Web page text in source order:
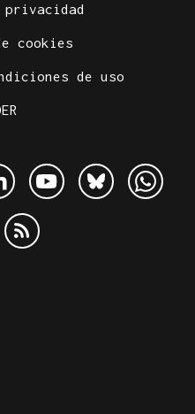
cookies
de uso